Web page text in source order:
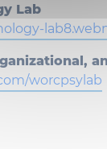
Lab
worcpsylab